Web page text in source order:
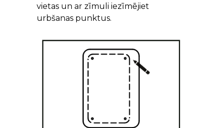
vietas un ar zīmuli iezīmējiet
urbšanas punktus.